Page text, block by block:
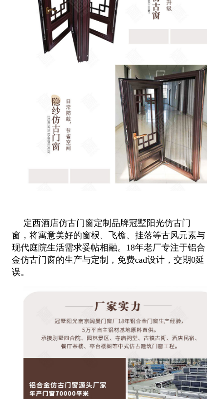
定西酒店仿古门窗定制品牌冠墅阳光仿古门
窗，将寓意美好的窗棂、飞檐、挂落等古风元素与
现代庭院生活需求妥帖相融。18年老厂专注于铝合
金仿古门窗的生产与定制，免费cad设计，交期0延
误。